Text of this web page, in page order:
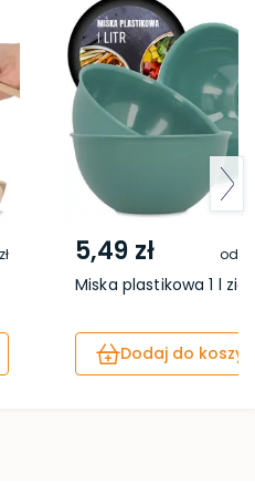
5,49 zł od
Miska plastikowa 1 l
Dodaj do